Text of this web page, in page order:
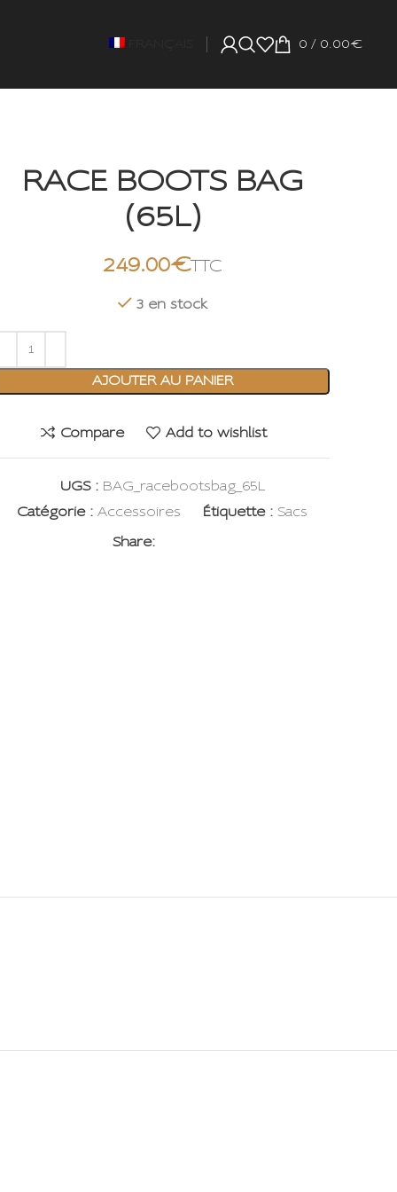
0/ 0.00€
RACE BOOTS BAG
(65L)
€
3 en stock
AJOUTER AU PANIER
Compare Add to wishlist
UGS : BAG_racebootsbag_65L
Catégorie : Accessoires Étiquette : Sacs
Share: